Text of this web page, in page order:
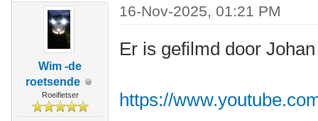
Wim -de
roetsende
Roeifietser
16-Nov-2025, 01:21 PM
Er is gefilmd door
https://